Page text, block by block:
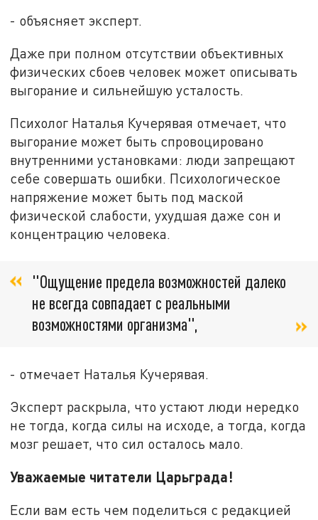
- объясняет эксперт.
Даже при полном отсутствии объективных
физических сбоев человек может описывать
выгорание и сильнейшую усталость.
Психолог Наталья Кучерявая отмечает, что
выгорание может быть спровоцировано
внутренними установками: люди запрещают
себе совершать ошибки. Психологическое
напряжение может быть под маской
физической слабости, ухудшая даже сон и
концентрацию человека.
"Ощущение предела возможностей далеко
не всегда совпадает с реальными
возможностями организма",
- отмечает Наталья Кучерявая.
Эксперт раскрыла, что устают люди нередко
не тогда, когда силы на исходе, а тогда, когда
мозг решает, что сил осталось мало.
Уважаемые читатели Царьграда!
Если вам есть чем поделиться с редакцией